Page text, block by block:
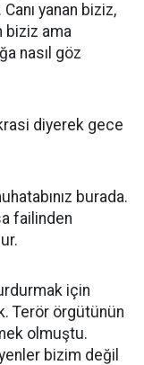
yanan biziz,
biziz ama
nasıl göz
diyerek gece
burada.
failinden
için
Terör örgütünün
olmuştu.
bizim değil